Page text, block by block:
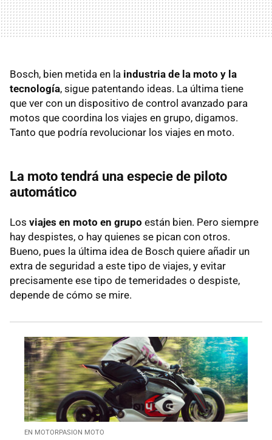
Bosch, bien metida en la industria de la moto y la
tecnología, sigue patentando ideas. La última tiene
que ver con un dispositivo de control avanzado para
motos que coordina los viajes en grupo, digamos.
Tanto que podría revolucionar los viajes en moto.
La moto tendrá una especie de piloto
automático
Los viajes en moto en grupo están bien. Pero siempre
hay despistes, o hay quienes se pican con otros.
Bueno, pues la última idea de Bosch quiere añadir un
extra de seguridad a este tipo de viajes, y evitar
precisamente ese tipo de temeridades o despiste,
depende de cómo se mire.
EN MOTORPASION MOTO